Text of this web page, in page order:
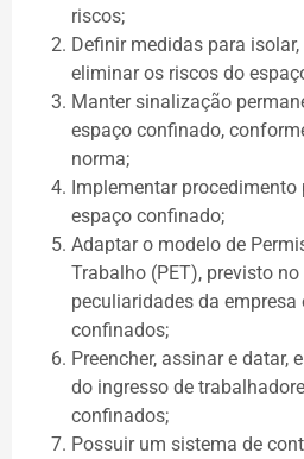
riscos;
Definir medidas para
eliminar os riscos do
Manter sinalização
espaço confinado,
norma;
Implementar procedimento
espaço confinado;
Adaptar o modelo de
Trabalho (PET), previsto no
peculiaridades da empresa
confinados;
Preencher, assinar e datar,
do ingresso de
confinados;
Possuir um sistema de